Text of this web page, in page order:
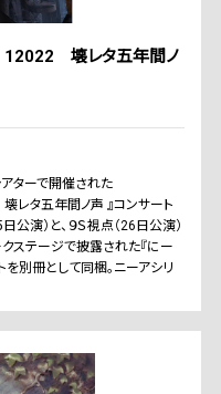
12022 壊レタ五年間ノ
ターで開催された
レタ五年間ノ声 』コンサート
演）と、９Ｓ視点（26日公演）
ステージで披露された『にー
を別冊として同梱。ニーアシリ